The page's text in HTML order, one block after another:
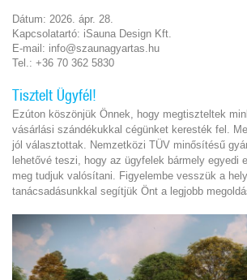
Dátum: 2026. ápr. 28.
Kapcsolatartó: iSauna Design Kft.
E-mail: info@szaunagyartas.hu
Tel.: +36 70 362 5830
Tisztelt Ügyfél!
Ezúton köszönjük Önnek, hogy megtiszteltek
vásárlási szándékukkal cégünket keresték fel.
jól választottak. Nemzetközi TÜV minősítésű
lehetővé teszi, hogy az ügyfelek bármely egyedi
meg tudjuk valósítani. Figyelembe vesszük a
tanácsadásunkkal segítjük Önt a legjobb